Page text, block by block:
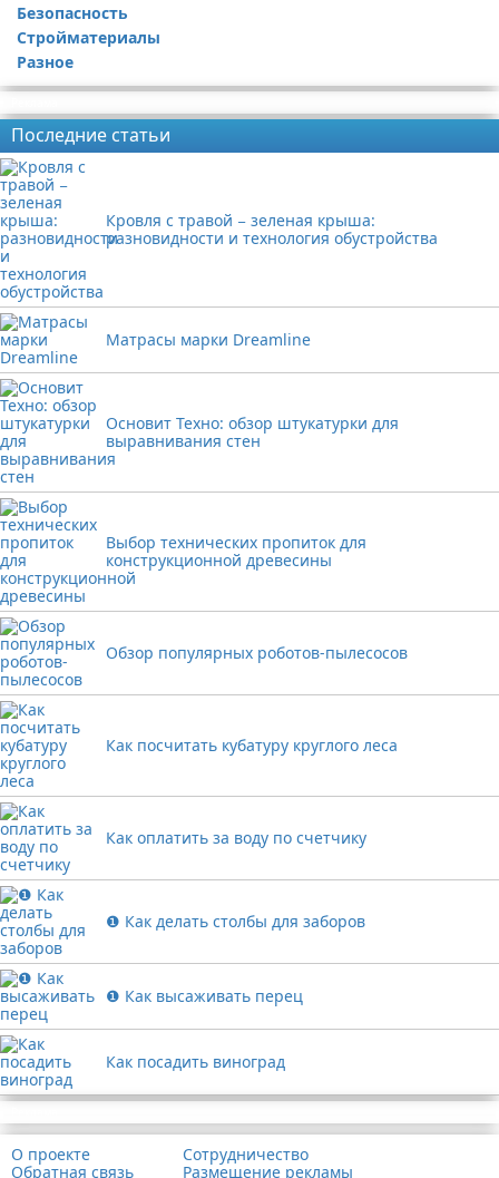
Безопасность
Стройматериалы
Разное
Последние статьи
Кровля с травой − зеленая крыша:
разновидности и технология обустройства
Матрасы марки Dreamline
Основит Техно: обзор штукатурки для
выравнивания стен
Выбор технических пропиток для
конструкционной древесины
Обзор популярных роботов-пылесосов
Как посчитать кубатуру круглого леса
Как оплатить за воду по счетчику
❶ Как делать столбы для заборов
❶ Как высаживать перец
Как посадить виноград
О проекте
Обратная связь
Сотрудничество
Размещение рекламы